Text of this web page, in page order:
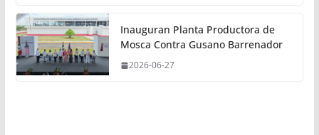
Inauguran Planta Productora de
Mosca Contra Gusano Barrenador
2026-06-27